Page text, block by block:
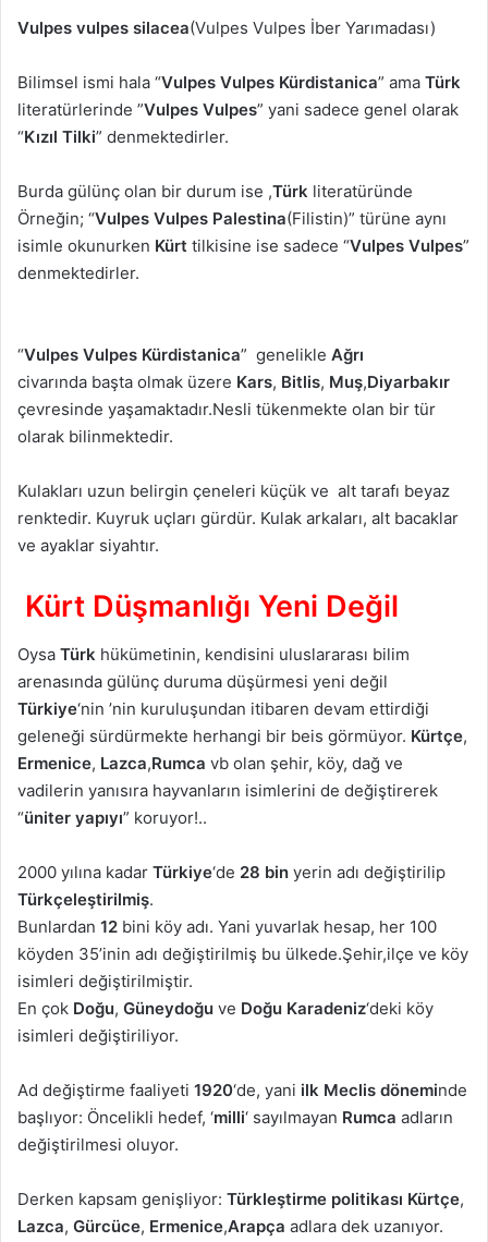
Vulpes vulpes silacea(Vulpes Vulpes İber Yarımadası)
Bilimsel ismi hala “Vulpes Vulpes Kürdistanica” ama Türk
literatürlerinde ”Vulpes Vulpes” yani sadece genel olarak
“Kızıl Tilki” denmektedirler.
Burda gülünç olan bir durum ise ,Türk literatüründe
Örneğin; “Vulpes Vulpes Palestina(Filistin)” türüne aynı
isimle okunurken Kürt tilkisine ise sadece “Vulpes Vulpes”
denmektedirler.
“Vulpes Vulpes Kürdistanica” genelikle Ağrı
civarında başta olmak üzere Kars, Bitlis, Muş,Diyarbakır
çevresinde yaşamaktadır.Nesli tükenmekte olan bir tür
olarak bilinmektedir.
Kulakları uzun belirgin çeneleri küçük ve alt tarafı beyaz
renktedir. Kuyruk uçları gürdür. Kulak arkaları, alt bacaklar
ve ayaklar siyahtır.
Kürt Düşmanlığı Yeni Değil
Oysa Türk hükümetinin, kendisini uluslararası bilim
arenasında gülünç duruma düşürmesi yeni değil
Türkiye‘nin ’nin kuruluşundan itibaren devam ettirdiği
geleneği sürdürmekte herhangi bir beis görmüyor. Kürtçe,
Ermenice, Lazca,Rumca vb olan şehir, köy, dağ ve
vadilerin yanısıra hayvanların isimlerini de değiştirerek
“üniter yapıyı” koruyor!..
2000 yılına kadar Türkiye‘de 28 bin yerin adı değiştirilip
Türkçeleştirilmiş.
Bunlardan 12 bini köy adı. Yani yuvarlak hesap, her 100
köyden 35’inin adı değiştirilmiş bu ülkede.Şehir,ilçe ve köy
isimleri değiştirilmiştir.
En çok Doğu, Güneydoğu ve Doğu Karadeniz‘deki köy
isimleri değiştiriliyor.
Ad değiştirme faaliyeti 1920‘de, yani ilk Meclis döneminde
başlıyor: Öncelikli hedef, ‘milli‘ sayılmayan Rumca adların
değiştirilmesi oluyor.
Derken kapsam genişliyor: Türkleştirme politikası Kürtçe,
Lazca, Gürcüce, Ermenice,Arapça adlara dek uzanıyor.